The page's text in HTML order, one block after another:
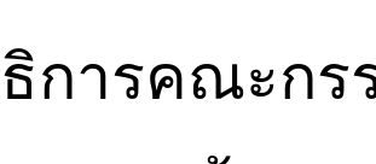
การคณะกร